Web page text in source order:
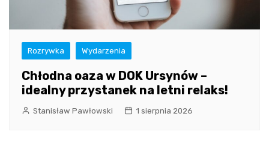
Rozrywka Wydarzenia
Chłodna oaza w DOK Ursynów –
idealny przystanek na letni relaks!
Stanisław Pawłowski 1 sierpnia 2026